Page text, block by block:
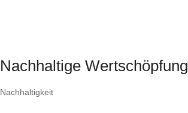
Nachhaltige Wertschöpfung
Nachhaltigkeit